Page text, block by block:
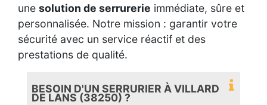
une solution de serrurerie immédiate, sûre et
personnalisée. Notre mission : garantir votre
sécurité avec un service réactif et des
prestations de qualité.
BESOIN D'UN SERRURIER À VILLARD
DE LANS (38250) ?